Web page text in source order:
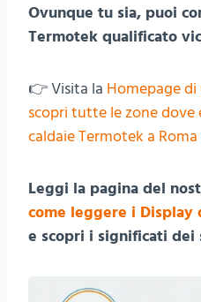
Ovunque tu sia, puoi
Termotek qualificato
👉 Visita la Homepage
scopri tutte le zone
caldaie Termotek a
Leggi la pagina del
come leggere i Display
e scopri i significati dei